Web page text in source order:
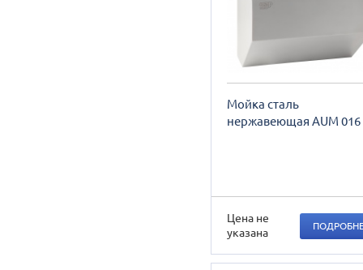
Мойка сталь
нержавеющая AUM 016
Цена не
указана